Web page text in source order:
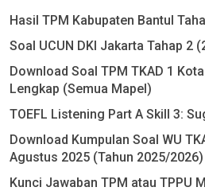
Hasil TPM Kabupaten Bantul
Soal UCUN DKI Jakarta Tahap 2
Download Soal TPM TKAD 1
Lengkap (Semua Mapel)
TOEFL Listening Part A Skill 3:
Download Kumpulan Soal WU
Agustus 2025 (Tahun 2025/
Kunci Jawaban TPM atau TPPU